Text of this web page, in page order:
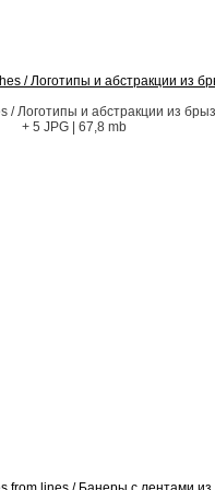
/ Логотипы и абстракции из
/ Логотипы и абстракции из
+ 5 JPG | 67,8 mb